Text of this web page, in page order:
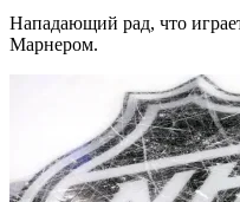
Нападающий рад, что
Марнером.